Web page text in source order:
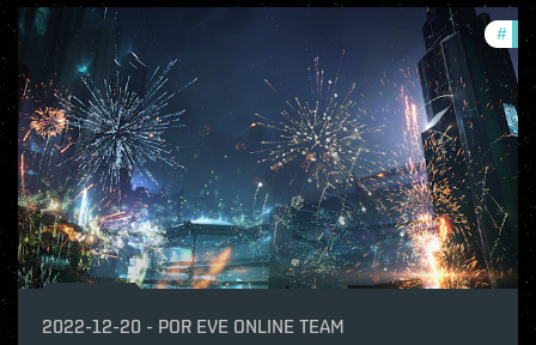
#
2022-12-20 - POR EVE ONLINE TEAM